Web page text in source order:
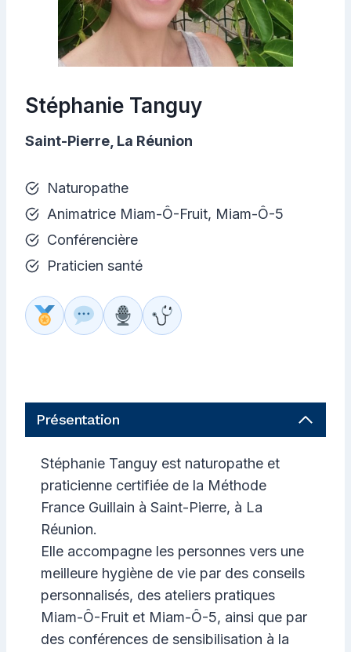
Stéphanie Tanguy
Saint-Pierre, La Réunion
Naturopathe
Animatrice Miam-Ô-Fruit, Miam-Ô-5
Conférencière
Praticien santé
Présentation
Stéphanie Tanguy est naturopathe et
praticienne certifiée de la Méthode
France Guillain à Saint-Pierre, à La
Réunion.
Elle accompagne les personnes vers une
meilleure hygiène de vie par des conseils
personnalisés, des ateliers pratiques
Miam-Ô-Fruit et Miam-Ô-5, ainsi que par
des conférences de sensibilisation à la